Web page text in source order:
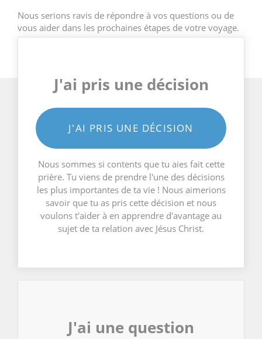
Nous serions ravis de répondre à vos questions ou de
vous aider dans les prochaines étapes de votre voyage.
J'ai pris une décision
J'AI PRIS UNE DÉCISION
Nous sommes si contents que tu aies fait cette
prière. Tu viens de prendre l'une des décisions
les plus importantes de ta vie ! Nous aimerions
savoir que tu as pris cette décision et nous
voulons t'aider à en apprendre d'avantage au
sujet de ta relation avec Jésus Christ.
J'ai une question